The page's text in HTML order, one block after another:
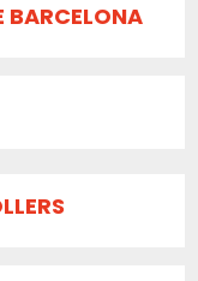
BARCELONA